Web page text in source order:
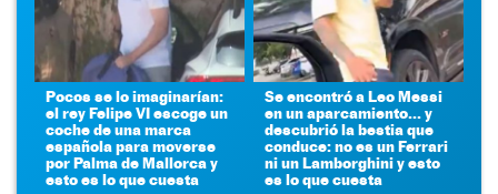
Pocos se lo imaginarían:
el rey Felipe VI escoge un
coche de una marca
española para moverse
por Palma de Mallorca y
esto es lo que cuesta
Se encontró a Leo Messi
en un aparcamiento... y
descubrió la bestia que
conduce: no es un Ferrari
ni un Lamborghini y esto
es lo que cuesta